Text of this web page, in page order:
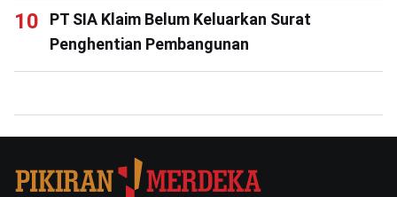
PT SIA Klaim Belum Keluarkan Surat
Penghentian Pembangunan